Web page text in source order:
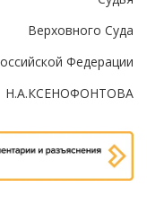
Верховного Суда
Федерации
Н.А.КСЕНОФОНТОВА